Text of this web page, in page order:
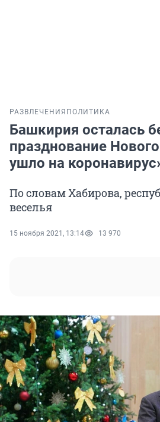
РАЗВЛЕЧЕНИЯ ПОЛИТИКА
Башкирия осталась
празднование
ушло на
По словам Хабирова,
веселья
15 ноября 2021, 13:14 13 970